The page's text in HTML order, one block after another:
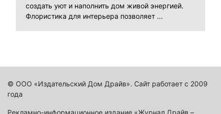
создать уют и наполнить дом живой энергией.
Флористика для интерьера позволяет ...
© ООО «Издательский Дом Драйв». Сайт работает с 2009
года
Рекламно-информационное издание «Журнал Драйв –